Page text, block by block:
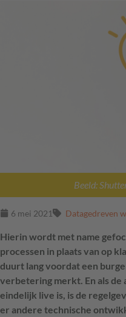
Beeld:
6 mei 2021 Datagedreven
Hierin wordt met name
processen in plaats van op
duurt lang voordat een
verbetering merkt. En als de
eindelijk live is, is de
er andere technische